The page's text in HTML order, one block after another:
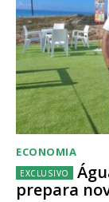
ECONOMIA
prepara